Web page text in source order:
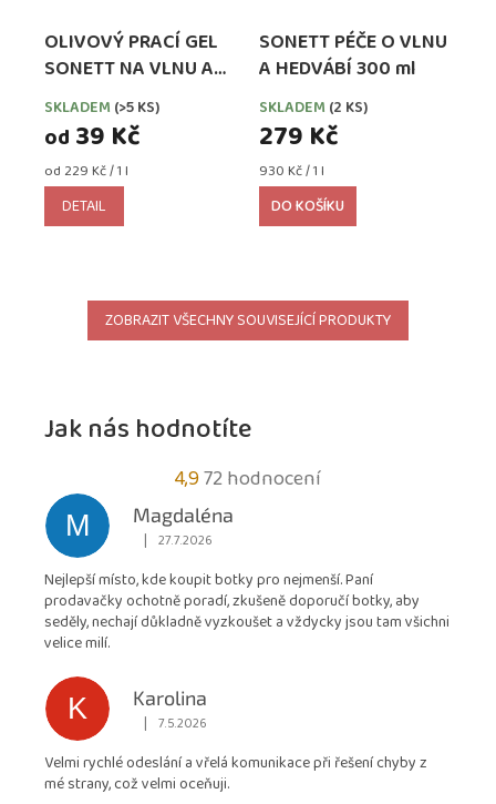
OLIVOVÝ PRACÍ GEL
SONETT NA VLNU A
HEDVÁBÍ
SKLADEM (>5 KS)
od 39 Kč
Měrná
cena:
od 229 Kč / 1 l
DETAIL
SONETT PÉČE O VLNU
A HEDVÁBÍ 300 ml
SKLADEM (2 KS)
279 Kč
Měrná
cena:
930 Kč / 1 l
DO KOŠÍKU
ZOBRAZIT VŠECHNY SOUVISEJÍCÍ PRODUKTY
Jak nás hodnotíte
4,9Průměrné
hodnocení
obchodu
4,9
z
72 hodnocení
M
Magdaléna
Hodnocení obchodu je 5 z 5 hvězdiček.
| 27.7.2026
Nejlepší místo, kde koupit botky pro nejmenší. Paní
prodavačky ochotně poradí, zkušeně doporučí botky, aby
seděly, nechají důkladně vyzkoušet a vždycky jsou tam všichni
velice milí.
K
Karolina
Hodnocení obchodu je 5 z 5 hvězdiček.
| 7.5.2026
Velmi rychlé odeslání a vřelá komunikace při řešení chyby z
mé strany, což velmi oceňuji.